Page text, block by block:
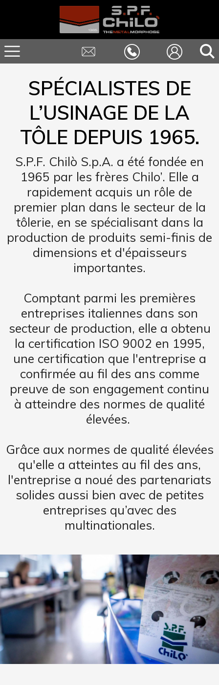
SPÉCIALISTES DE
L’USINAGE DE LA
TÔLE DEPUIS 1965.
S.P.F. Chilò S.p.A. a été fondée en
1965 par les frères Chilo’. Elle a
rapidement acquis un rôle de
premier plan dans le secteur de la
tôlerie, en se spécialisant dans la
production de produits semi-finis de
dimensions et d'épaisseurs
importantes.
Comptant parmi les premières
entreprises italiennes dans son
secteur de production, elle a obtenu
la certification ISO 9002 en 1995,
une certification que l'entreprise a
confirmée au fil des ans comme
preuve de son engagement continu
à atteindre des normes de qualité
élevées.
Grâce aux normes de qualité élevées
qu'elle a atteintes au fil des ans,
l'entreprise a noué des partenariats
solides aussi bien avec de petites
entreprises qu’avec des
multinationales.